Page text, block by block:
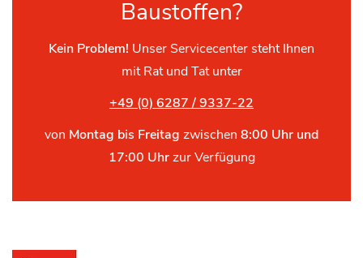
Baustoffen?
Kein Problem! Unser Servicecenter steht Ihnen
mit Rat und Tat unter
+49 (0) 6287 / 9337-22
von Montag bis Freitag zwischen 8:00 Uhr und
17:00 Uhrzur Verfügung